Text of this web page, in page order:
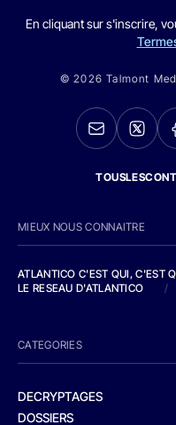
En cliquant sur s'inscrire,
© 2026 Talmont
MIEUX NOUS CONNAITRE
ATLANTICO C'EST QUI, C'EST
LE RESEAU D'ATLANTICO
/
CATEGORIES
DECRYPTAGES
DOSSIERS